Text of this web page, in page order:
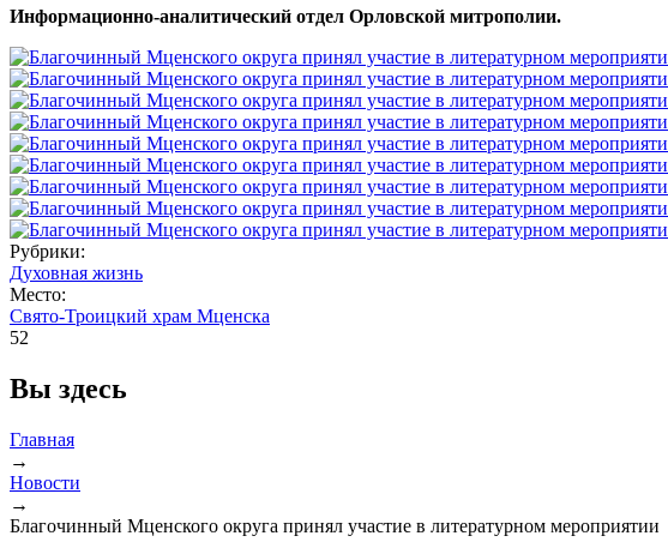
Информационно-аналитический отдел Орловской митрополии.
Рубрики:
Духовная жизнь
Место:
Свято-Троицкий храм Мценска
52
Вы здесь
Главная
→
Новости
→
Благочинный Мценского округа принял участие в литературном мероприятии